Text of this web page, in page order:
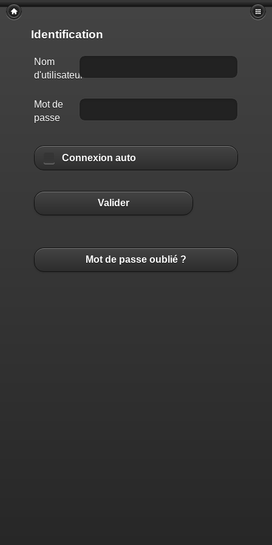
Identification
Nom
d'utilisateur
Mot de
passe
Connexion auto
Valider
Mot de passe oublié ?